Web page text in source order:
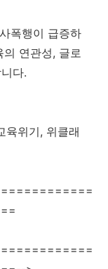
폭행이 급증하
연관성, 글로
다.
육위기, 위클래